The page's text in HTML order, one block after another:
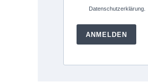
Datenschutzerklärung.
ANMELDEN